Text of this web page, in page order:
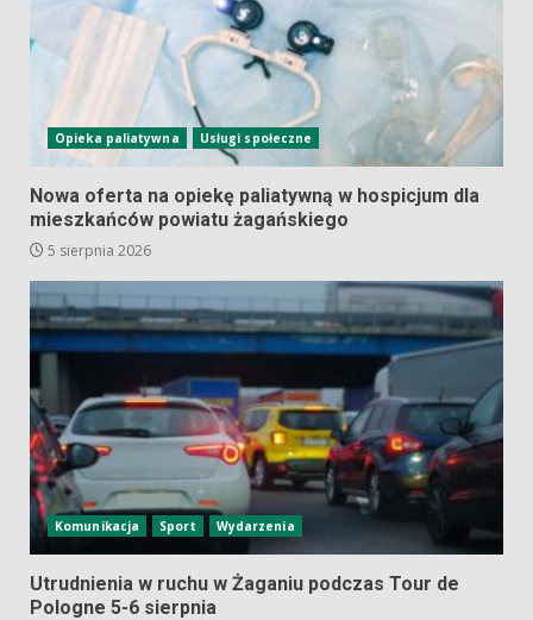
Opieka paliatywna Usługi społeczne
Nowa oferta na opiekę paliatywną w hospicjum dla
mieszkańców powiatu żagańskiego
5 sierpnia 2026
Komunikacja Sport Wydarzenia
Utrudnienia w ruchu w Żaganiu podczas Tour de
Pologne 5-6 sierpnia